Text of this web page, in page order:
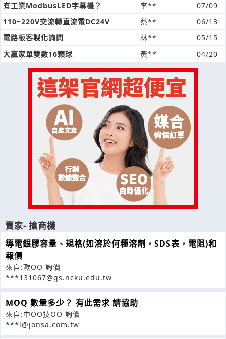
有工業ModbusLED字幕機？
李**
07/09
110~220V交流轉直流電DC24V
蔡**
06/13
電路板客製化詢問
林**
05/15
大贏家單雙數16顆球
黃** 04/20
賣家- 搶商機
導電銀膠容量、規格(如溶於何種溶劑，SDS表，電阻)和
報價
來自:歐OO 詢價
***131067@gs.ncku.edu.tw
MOQ 數量多少？ 有此需求 請協助
來自:中OO技OO 詢價
***l@jonsa.com.tw